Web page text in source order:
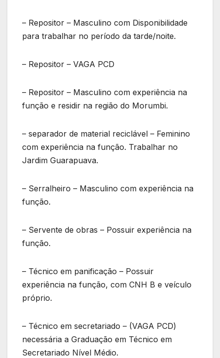
– Repositor – Masculino com Disponibilidade
para trabalhar no período da tarde/noite.
– Repositor – VAGA PCD
– Repositor – Masculino com experiência na
função e residir na região do Morumbi.
– separador de material reciclável – Feminino
com experiência na função. Trabalhar no
Jardim Guarapuava.
– Serralheiro – Masculino com experiência na
função.
– Servente de obras – Possuir experiência na
função.
– Técnico em panificação – Possuir
experiência na função, com CNH B e veículo
próprio.
– Técnico em secretariado – (VAGA PCD)
necessária a Graduação em Técnico em
Secretariado Nível Médio.